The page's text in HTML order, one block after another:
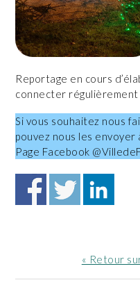
Reportage en cours
connecter régulièrement
Si vous souhaitez nous
pouvez nous les
Page Facebook
Article
précédent
« Retour